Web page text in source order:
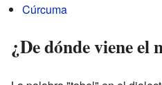
Cúrcuma
¿De dónde viene